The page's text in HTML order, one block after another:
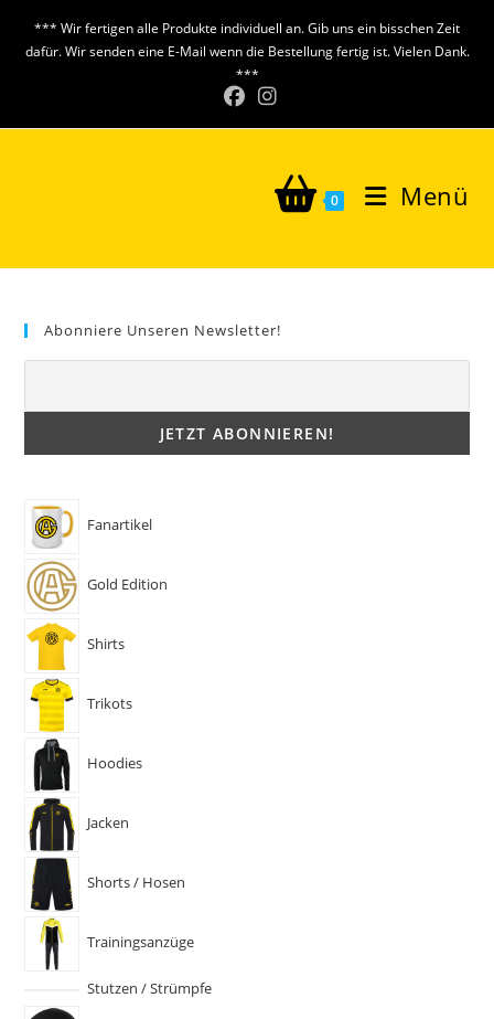
*** Wir fertigen alle Produkte individuell an. Gib uns ein bisschen Zeit
dafür. Wir senden eine E-Mail wenn die Bestellung fertig ist. Vielen Dank.
***
0 Menü
Abonniere Unseren Newsletter!
Fanartikel
Gold Edition
Shirts
Trikots
Hoodies
Jacken
Shorts / Hosen
Trainingsanzüge
Stutzen / Strümpfe